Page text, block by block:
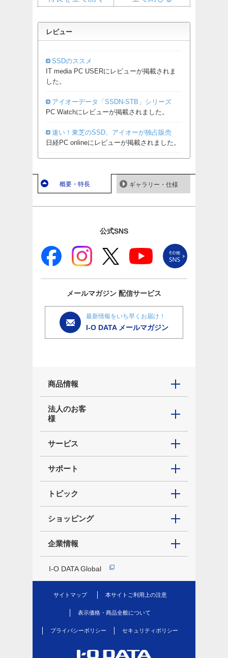
レビュー
SSDのススメ
IT media PC USERにレビューが掲載されま
した。
アイオーデータ「SSDN-STB」シリーズ
PC Watchにレビューが掲載されました。
速い！東芝のSSD、アイオーが独占販売
日経PC onlineにレビューが掲載されました。
概要・特長 ギャラリー・仕様
公式SNS
メールマガジン 配信サービス
最新情報をいち早くお届け！
I-O DATA メールマガジン
商品情報
法人のお客
様
サービス
サポート
トピック
ショッピング
企業情報
I-O DATA Global
サイトマップ 本サイトご利用上の注意
表示価格・商品全般について
プライバシーポリシー セキュリティポリシー